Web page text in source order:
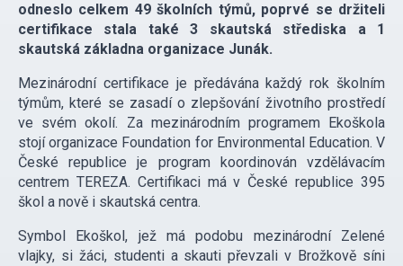
odneslo celkem 49 školních týmů, poprvé se držiteli
certifikace stala také 3 skautská střediska a 1
skautská základna organizace Junák.
Mezinárodní certifikace je předávána každý rok školním
týmům, které se zasadí o zlepšování životního prostředí
ve svém okolí. Za mezinárodním programem Ekoškola
stojí organizace Foundation for Environmental Education. V
České republice je program koordinován vzdělávacím
centrem TEREZA. Certifikaci má v České republice 395
škol a nově i skautská centra.
Symbol Ekoškol, jež má podobu mezinárodní Zelené
vlajky, si žáci, studenti a skauti převzali v Brožkově síni